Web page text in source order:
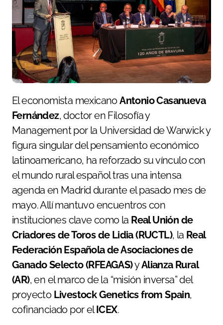
El economista mexicanoAntonio Casanueva
Fernández, doctor en Filosofía y
Management por la Universidad de Warwick y
figura singular del pensamiento económico
latinoamericano, ha reforzado su vínculo con
el mundo rural español tras una intensa
agenda en Madrid durante el pasado mes de
mayo. Allí mantuvo encuentros con
instituciones clave como la Real Unión de
Criadores de Toros de Lidia (RUCTL), la Real
Federación Española de Asociaciones de
Ganado Selecto (RFEAGAS)yAlianza Rural
(AR), en el marco de la “misión inversa” del
proyecto Livestock Genetics from Spain,
cofinanciado por elICEX.